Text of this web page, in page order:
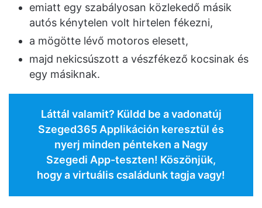
emiatt egy szabályosan közlekedő másik
autós kénytelen volt hirtelen fékezni,
a mögötte lévő motoros elesett,
majd nekicsúszott a vészfékező kocsinak és
egy másiknak.
Láttál valamit? Küldd be a vadonatúj
Szeged365 Applikáción keresztül és
nyerj minden pénteken a Nagy
Szegedi App-teszten! Köszönjük,
hogy a virtuális családunk tagja vagy!